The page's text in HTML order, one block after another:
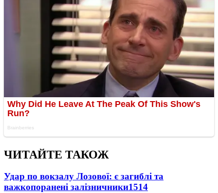
ЧИТАЙТЕ ТАКОЖ
Удар по вокзалу Лозової: є загиблі та
важкопоранені залізничники1514